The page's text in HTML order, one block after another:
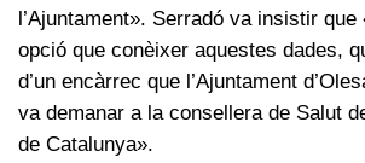
l’Ajuntament». Serradó va insistir que
opció que conèixer aquestes dades,
d’un encàrrec que l’Ajuntament
va demanar a la consellera de Salut
de Catalunya».